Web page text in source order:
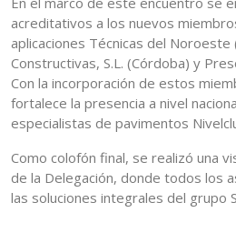
acreditativos a los nuevos
aplicaciones Técnicas del Noroeste
Constructivas, S.L. (Córdoba) y
Con la incorporación de estos
fortalece la presencia a nivel
especialistas de pavimentos
Como colofón final, se realizó una
de la Delegación, donde todos los
las soluciones integrales del grupo